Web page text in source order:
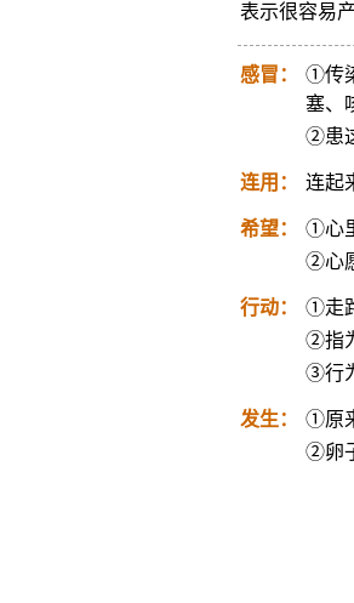
表示很容易
感冒：
①传
塞、
②患
连用： 连起
希望：
①心
②心
行动：
①走
②指
③行
发生：
①原
②卵